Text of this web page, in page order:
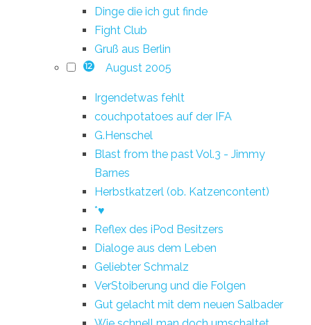
Dinge die ich gut finde
Fight Club
Gruß aus Berlin
12 August 2005
Irgendetwas fehlt
couchpotatoes auf der IFA
G.Henschel
Blast from the past Vol.3 - Jimmy
Barnes
Herbstkatzerl (ob. Katzencontent)
*♥
Reflex des iPod Besitzers
Dialoge aus dem Leben
Geliebter Schmalz
VerStoiberung und die Folgen
Gut gelacht mit dem neuen Salbader